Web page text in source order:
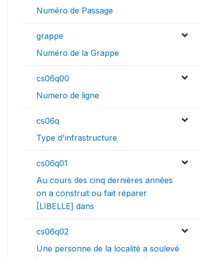
Numéro de Passage
grappe
Numéro de la Grappe
cs06q00
Numero de ligne
cs06q
Type d'infrastructure
cs06q01
Au cours des cinq dernières années
on a construit ou fait réparer
[LIBELLE] dans
cs06q02
Une personne de la localité a soulevé